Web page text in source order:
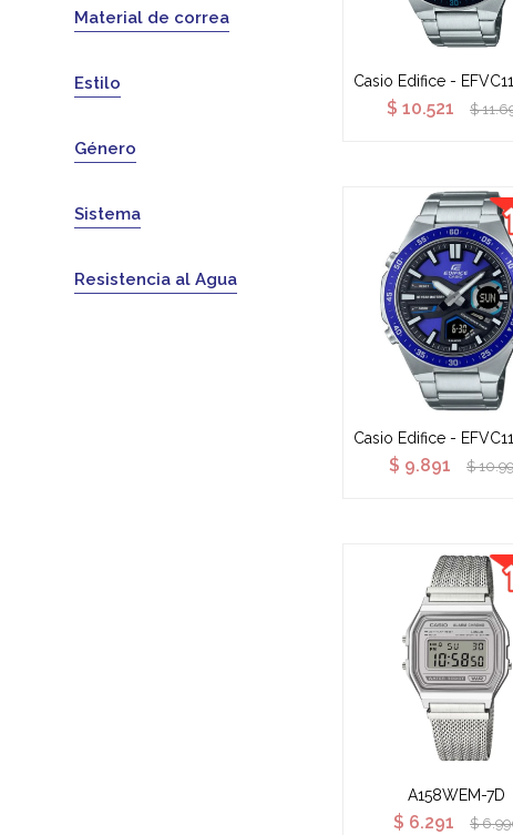
Casio Edifice -
$ 10.521 $
Casio Edifice -
$ 9.891 $
A158WEM-7D
$ 6.291 $
Material de correa
Estilo
Género
Sistema
Resistencia al Agua